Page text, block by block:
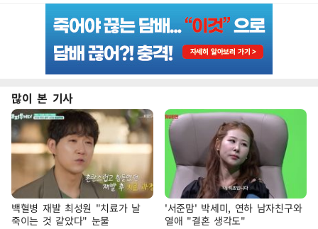
많이 본 기사
백혈병 재발 최성원 "치료가 날
죽이는 것 같았다" 눈물
'서준맘' 박세미, 연하 남자친구와
열애 "결혼 생각도"